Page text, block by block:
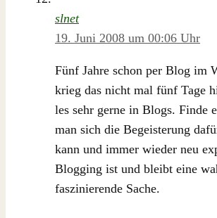
slnet
19. Juni 2008 um 00:06 Uhr
Fünf Jahre schon per Blog im
krieg das nicht mal fünf Tage
les sehr gerne in Blogs. Finde
man sich die Begeisterung
kann und immer wieder neu
Blogging ist und bleibt eine
faszinierende Sache.